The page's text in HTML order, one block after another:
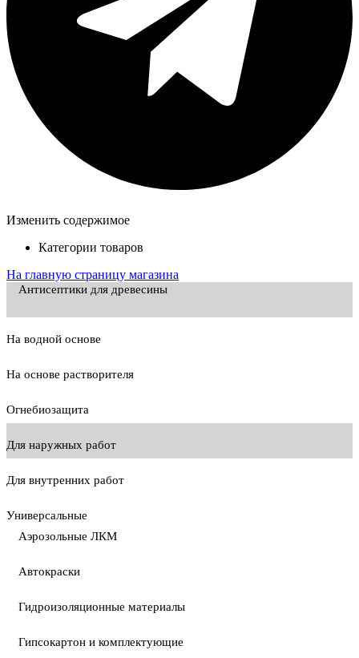
Изменить содержимое
Категории товаров
На главную страницу магазина
Антисептики для древесины
На водной основе
На основе растворителя
Огнебиозащита
Для наружных работ
Для внутренних работ
Универсальные
Аэрозольные ЛКМ
Автокраски
Гидроизоляционные материалы
Гипсокартон и комплектующие